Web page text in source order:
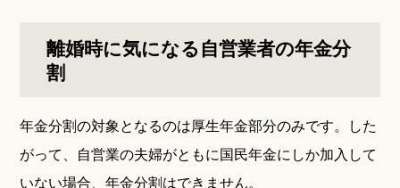
離婚時に気になる自営業者の年金分
割
年金分割の対象となるのは厚生年金部分のみです。した
がって、自営業の夫婦がともに国民年金にしか加入して
いない場合、年金分割はできません。